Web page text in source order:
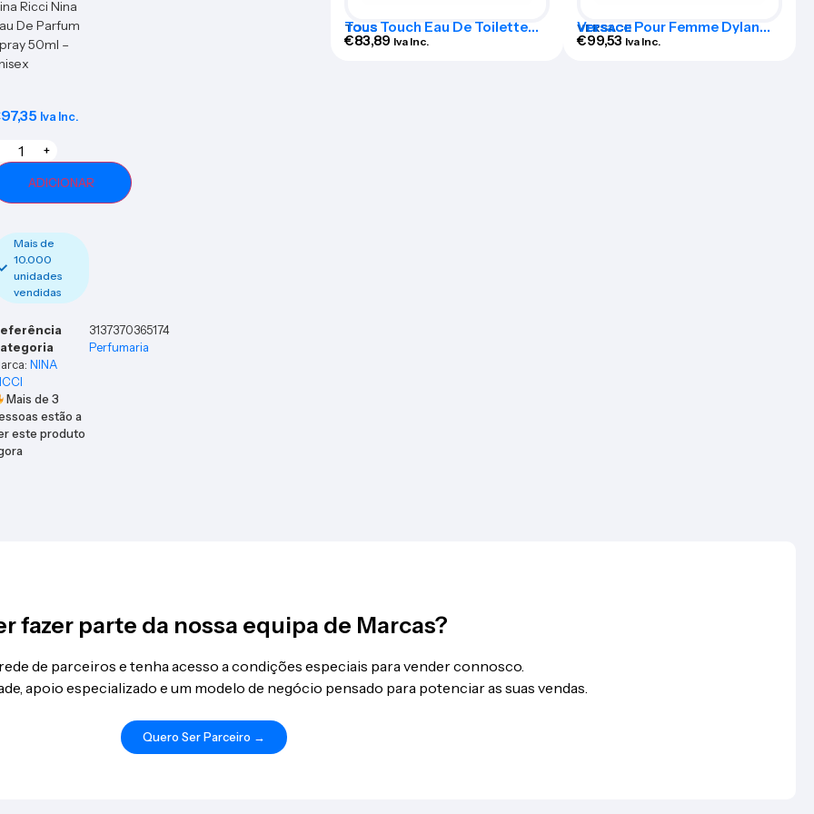
Ricci Nina
De Parfum
50ml –
97,35 Iva Inc.
+
ADICIONAR
Mais de
10.000
unidades
vendidas
3137370365174
Perfumaria
NINA
Mais de3
estão a
este produto
TOUS
Tous Touch Eau De Toilette
Spray 100ml Set 2 Pieces
€83,89 Iva Inc.
VERSACE
Versace Pour Femme Dylan
Blue Eau De Perfume Spray
100ml Set 3 Pieces
€99,53 Iva Inc.
fazer parte da nossa equipa de Marcas?
de parceiros e tenha acesso a condições especiais para vender connosco.
apoio especializado e um modelo de negócio pensado para potenciar as suas vendas.
Quero Ser Parceiro →